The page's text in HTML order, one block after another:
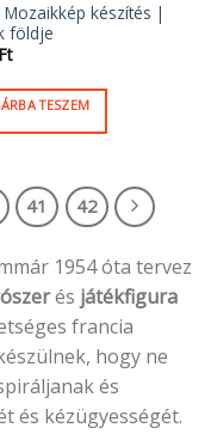
készítés |
földje
TESZEM
41 42
1954 óta tervez
és játékfigura
francia
hogy ne
és
és kézügyességét.